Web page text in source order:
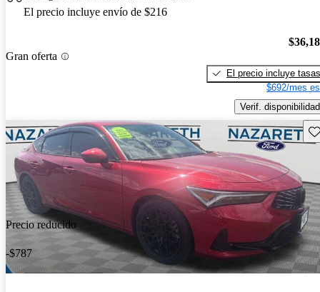
El precio incluye envío de $216
Gran oferta
El precio incluye tasas
$692/mes
Verif. disponibilidad
Precio reducido
-$787